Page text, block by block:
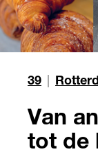
39
Van
tot de